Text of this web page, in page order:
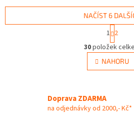
předměty, jako jsou kamínky,...
O
v
l
á
í
NAČÍST 6
S
t
r
á
n
k
n
í
1 2
30položek
NAHORU
Doprava ZDARMA
na odjednávky od 2000,- Kč*